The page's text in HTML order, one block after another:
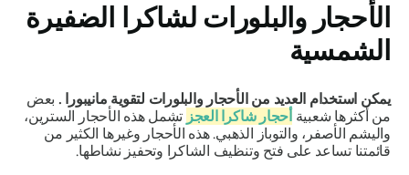
الأحجار والبلورات لشاكرا الضفيرة
الشمسية
يمكن استخدام العديد من الأحجار والبلورات لتقويةمانيبورا.بعض
من أكثرها شعبيةأحجار شاكرا العجزتشمل هذه الأحجار السترين،
واليشم الأصفر، والتوباز الذهبي. هذه الأحجار وغيرها الكثير من
قائمتنا تساعد على فتح وتنظيف الشاكرا وتحفيز نشاطها.